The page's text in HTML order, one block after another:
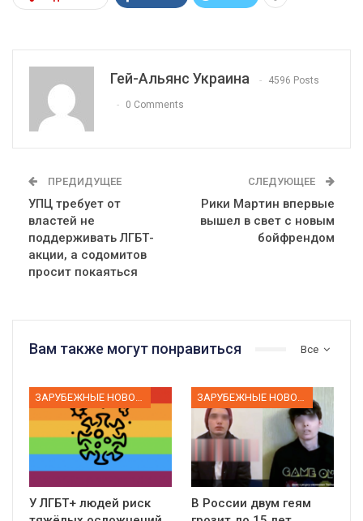
Гей-Альянс Украина 4596 Posts
0 Comments
ПРЕДИДУЩЕЕ
УПЦ требует от
властей не
поддерживать ЛГБТ-
акции, а содомитов
просит покаяться
СЛЕДУЮЩЕЕ
Рики Мартин впервые
вышел в свет с новым
бойфрендом
Все
Вам также могут понравиться
У ЛГБТ+ людей риск
В России двум геям